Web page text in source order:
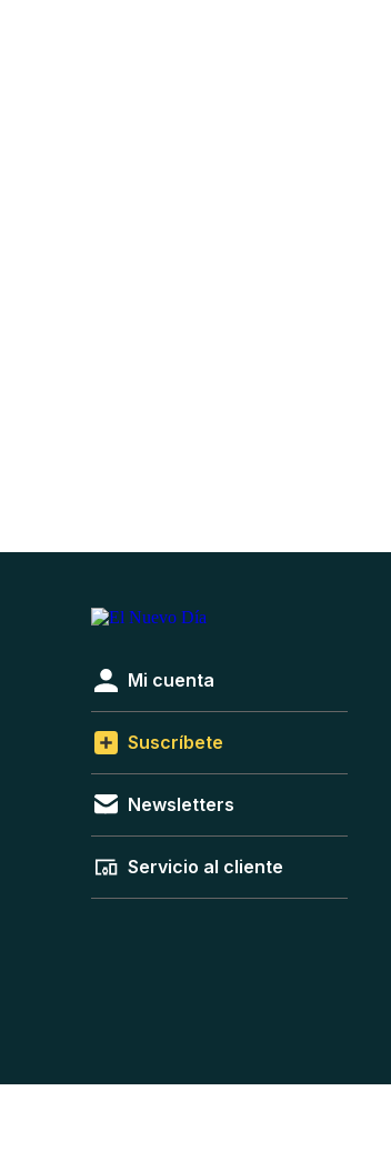
Mi cuenta
Suscríbete
Newsletters
Servicio al cliente